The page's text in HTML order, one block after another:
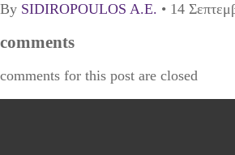
By SIDIROPOULOS A.E. • 14
comments
comments for this post are closed